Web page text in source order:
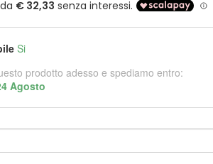
Si
prodotto adesso e spediamo entro:
Agosto